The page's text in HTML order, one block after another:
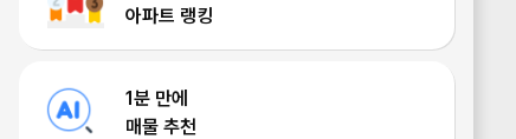
아파트 랭킹
1분 만에
매물 추천